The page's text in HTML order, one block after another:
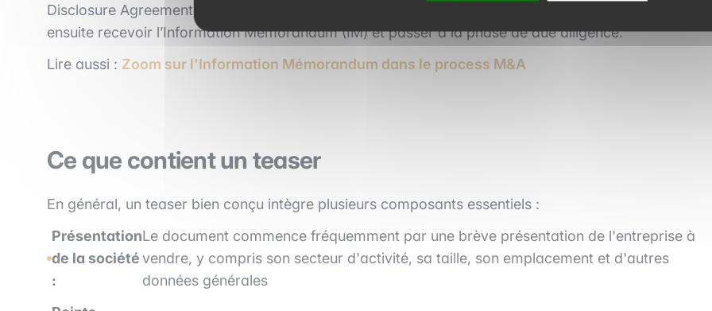
Disclosure Agreement). Son but est de donner envie aux acquéreurs potentiels de signer le NDA
ensuite recevoir l’Information Mémorandum (IM) et passer à la phase de due diligence.
Lire aussi : Zoom sur l'Information Mémorandum dans le process M&A
Ce que contient un teaser
En général, un teaser bien conçu intègre plusieurs composants essentiels :
Présentation
de la société
:
Le document commence fréquemment par une brève présentation de l'entreprise à
vendre, y compris son secteur d'activité, sa taille, son emplacement et d'autres
données générales